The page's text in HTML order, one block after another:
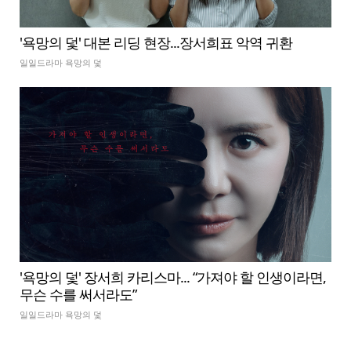
'욕망의 덫' 대본 리딩 현장...장서희표 악역 귀환
일일드라마 욕망의 덫
'욕망의 덫' 장서희 카리스마... “가져야 할 인생이라면,
무슨 수를 써서라도”
일일드라마 욕망의 덫